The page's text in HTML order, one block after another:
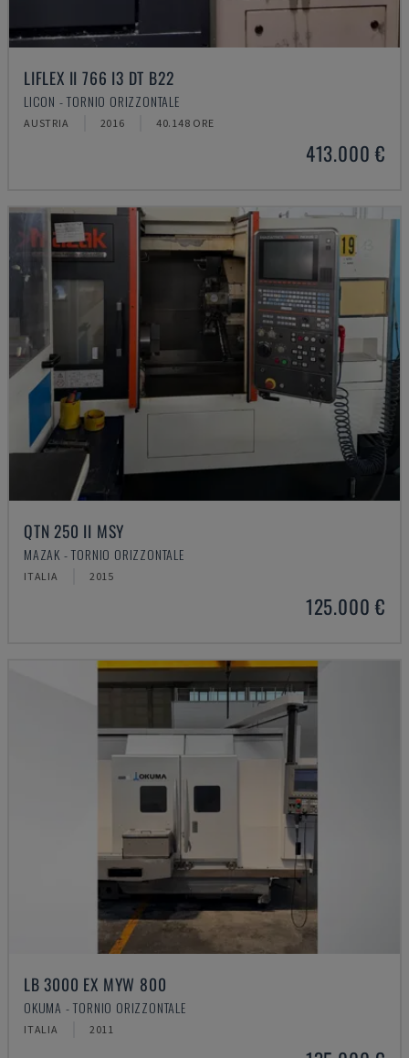
LIFLEX II 766 I3 DT B22
LICON - TORNIO ORIZZONTALE
AUSTRIA 2016 40.148 ORE
413.000 €
QTN 250 II MSY
MAZAK - TORNIO ORIZZONTALE
ITALIA 2015
125.000 €
LB 3000 EX MYW 800
OKUMA - TORNIO ORIZZONTALE
ITALIA 2011